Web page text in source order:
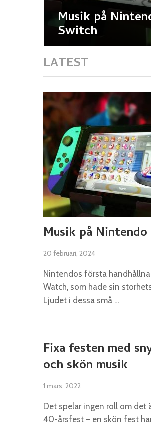
Musik på
Switch
LATEST
Musik på
20 februari, 2024
Nintendos första
Watch, som hade sin
Ljudet i dessa små …
Fixa festen med
och skön musik
1 mars, 2022
Det spelar ingen roll om det
40-årsfest – en skön fest